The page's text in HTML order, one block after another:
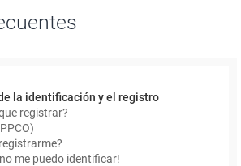
la identificación y el registro
registrar?
me puedo identificar!